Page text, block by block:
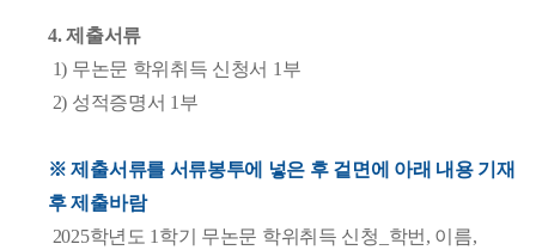
4. 제출서류
1) 무논문 학위취득 신청서 1부
2) 성적증명서 1부
※ 제출서류를 서류봉투에 넣은 후 겉면에 아래 내용 기재
후 제출바람
2025학년도 1학기 무논문 학위취득 신청_학번, 이름,